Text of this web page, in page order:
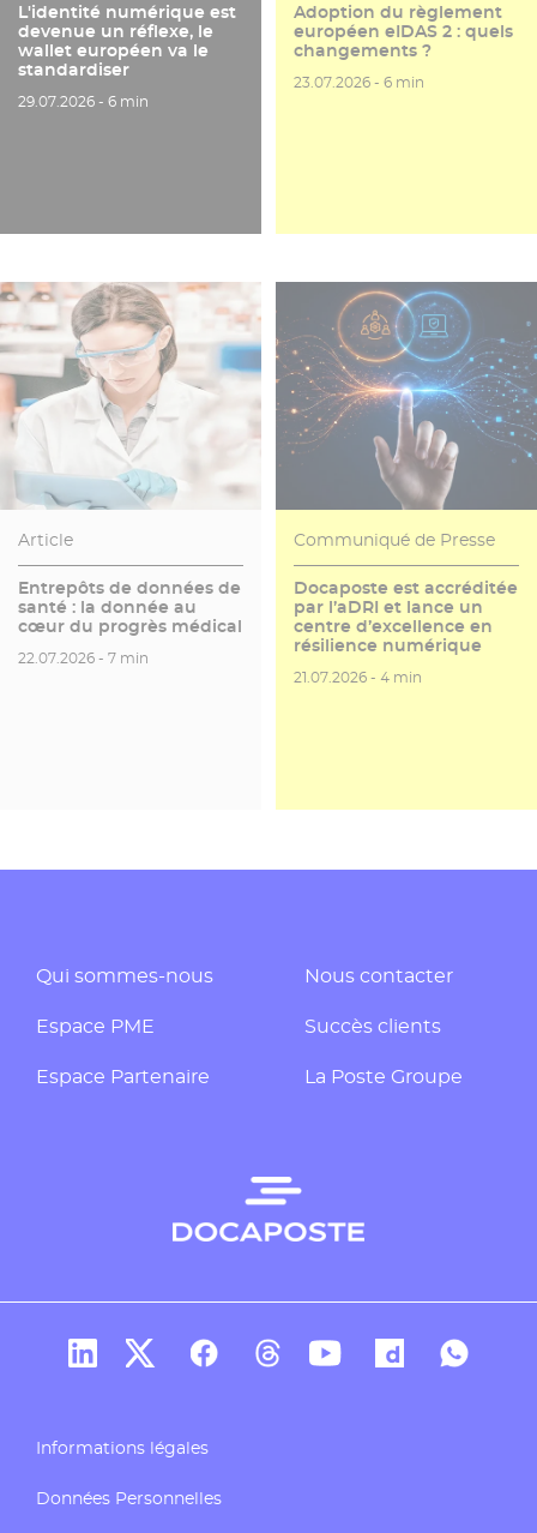
L'identité numérique est
devenue un réflexe, le
wallet européen va le
standardiser
Date de publication
29.07.2026 - Temps de lecture
6 min
Adoption du règlement
européen eIDAS 2 : quels
changements ?
Date de publication
23.07.2026 -Temps de lecture
6 min
Article
Entrepôts de données de
santé : la donnée au
cœur du progrès médical
Date de publication
22.07.2026 - Temps de lecture
7 min
Communiqué de Presse
Docaposte est accréditée
par l’aDRI et lance un
centre d’excellence en
résilience numérique
Date de publication
21.07.2026 - Temps de lecture
4 min
Qui sommes-nous
Espace PME
Espace Partenaire
Nous contacter
Succès clients
La Poste Groupe
Compte Linkedin de Docaposte
Compte X de Docaposte
Compte Facebook de Docaposte
Compte Threads de
Compte Youtube de
CompteCompte
Informations légales
Données Personnelles